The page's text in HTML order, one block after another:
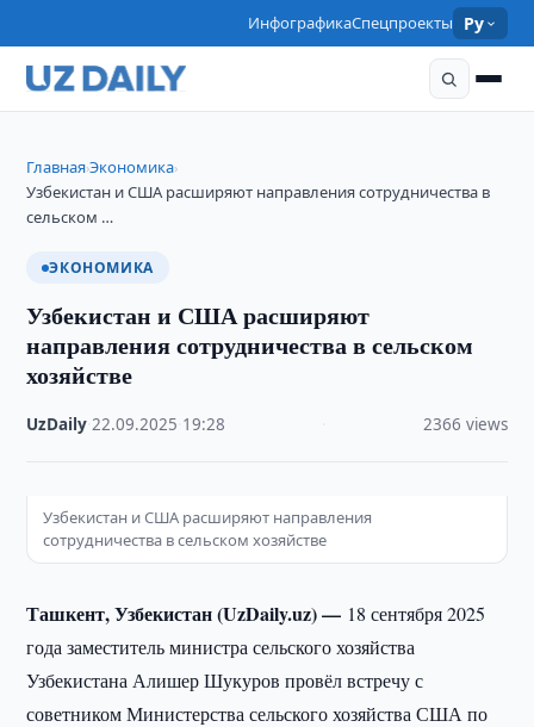
ИнфографикаСпецпроекты Ру
Главная›Экономика›
Узбекистан и США расширяют направления сотрудничества в
сельском …
ЭКОНОМИКА
Узбекистан и США расширяют
направления сотрудничества в сельском
хозяйстве
UzDaily ·22.09.2025 19:28 2366 views
Узбекистан и США расширяют направления
сотрудничества в сельском хозяйстве
Ташкент, Узбекистан (UzDaily.uz) — 18 сентября 2025
года заместитель министра сельского хозяйства
Узбекистана Алишер Шукуров провёл встречу с
советником Министерства сельского хозяйства США по